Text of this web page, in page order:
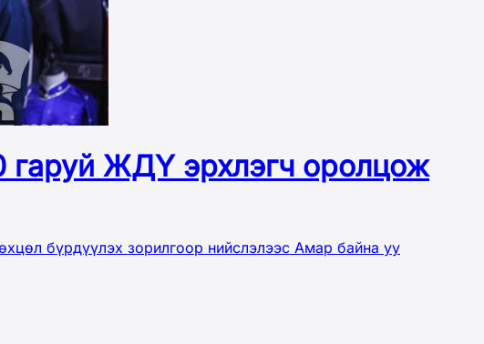
гаруй ЖДҮ эрхлэгч оролцож
бүрдүүлэх зорилгоор нийслэлээс Амар байна уу